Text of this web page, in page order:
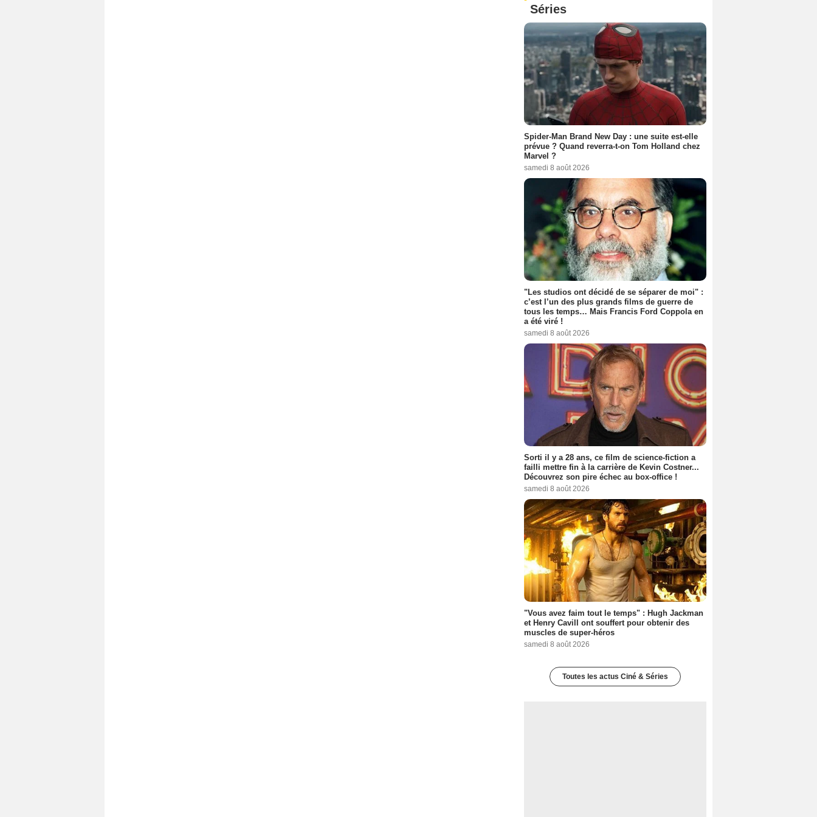
Séries
Spider-Man Brand New Day : une suite est-elle
prévue ? Quand reverra-t-on Tom Holland chez
Marvel ?
samedi 8 août 2026
"Les studios ont décidé de se séparer de moi" :
c’est l’un des plus grands films de guerre de
tous les temps… Mais Francis Ford Coppola en
a été viré !
samedi 8 août 2026
Sorti il y a 28 ans, ce film de science-fiction a
failli mettre fin à la carrière de Kevin Costner...
Découvrez son pire échec au box-office !
samedi 8 août 2026
"Vous avez faim tout le temps" : Hugh Jackman
et Henry Cavill ont souffert pour obtenir des
muscles de super-héros
samedi 8 août 2026
Toutes les actus Ciné & Séries